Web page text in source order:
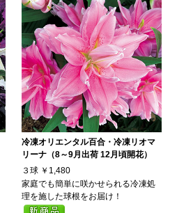
冷凍オリエンタル百合・冷凍リオマ
リーナ（8～9月出荷 12月頃開花）
３球 ￥1,480
家庭でも簡単に咲かせられる冷凍処
理を施した球根をお届け！